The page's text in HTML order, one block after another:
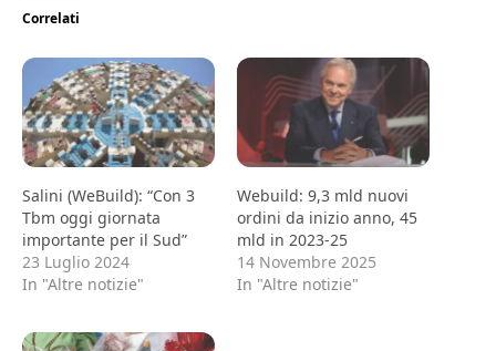
Correlati
Salini (WeBuild): “Con 3
Tbm oggi giornata
importante per il Sud”
23 Luglio 2024
In "Altre notizie"
Webuild: 9,3 mld nuovi
ordini da inizio anno, 45
mld in 2023-25
14 Novembre 2025
In "Altre notizie"